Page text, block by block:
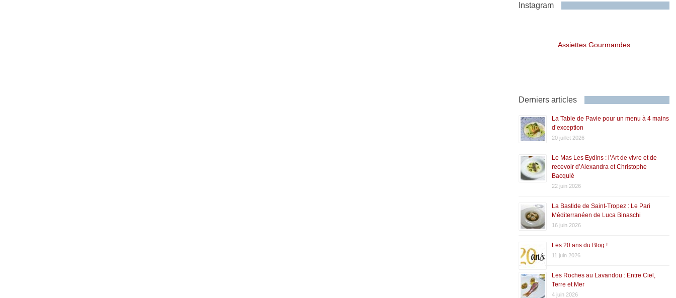
Instagram
Assiettes Gourmandes
Derniers articles
La Table de Pavie pour un menu à 4 mains
d’exception
20 juillet 2026
Le Mas Les Eydins : l’Art de vivre et de
recevoir d’Alexandra et Christophe
Bacquié
22 juin 2026
La Bastide de Saint-Tropez : Le Pari
Méditerranéen de Luca Binaschi
16 juin 2026
Les 20 ans du Blog !
11 juin 2026
Les Roches au Lavandou : Entre Ciel,
Terre et Mer
4 juin 2026